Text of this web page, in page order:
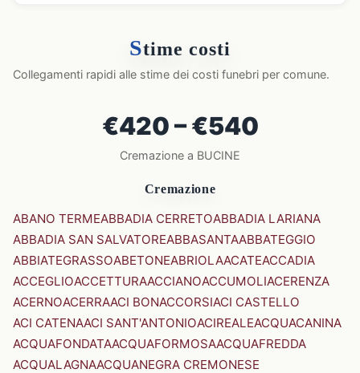
Stime costi
Collegamenti rapidi alle stime dei costi funebri per comune.
€420 – €540
Cremazione a BUCINE
Cremazione
ABANO TERMEABBADIA CERRETOABBADIA LARIANA
ABBADIA SAN SALVATOREABBASANTAABBATEGGIO
ABBIATEGRASSOABETONEABRIOLAACATEACCADIA
ACCEGLIOACCETTURAACCIANOACCUMOLIACERENZA
ACERNOACERRAACI BONACCORSIACI CASTELLO
ACI CATENAACI SANT'ANTONIOACIREALEACQUACANINA
ACQUAFONDATAACQUAFORMOSAACQUAFREDDA
ACQUALAGNAACQUANEGRA CREMONESE